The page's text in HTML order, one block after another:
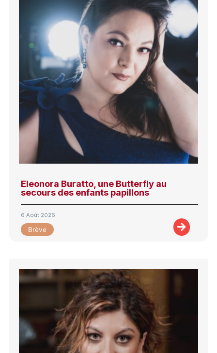
Eleonora Buratto, une Butterfly au
secours des enfants papillons
6 Août 2026
Brève